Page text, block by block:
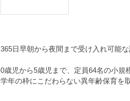
365日早朝から夜間まで受け入れ可能な
0歳児から5歳児まで、定員64名の小規
学年の枠にこだわらない異年齢保育を